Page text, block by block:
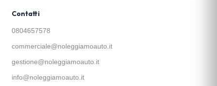
Contatti
0804657578
commerciale@noleggiamoauto.it
gestione@noleggiamoauto.it
info@noleggiamoauto.it